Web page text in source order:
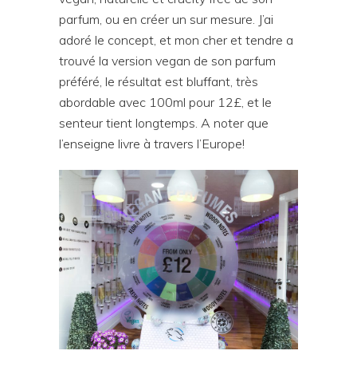
parfum, ou en créer un sur mesure. J’ai
adoré le concept, et mon cher et tendre a
trouvé la version vegan de son parfum
préféré, le résultat est bluffant, très
abordable avec 100ml pour 12£, et le
senteur tient longtemps. A noter que
l’enseigne livre à travers l’Europe!